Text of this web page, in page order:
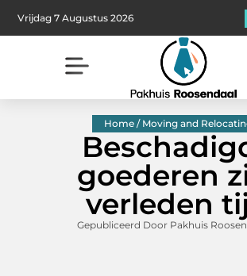
Vrijdag 7 Augustus 2026
Home / Moving and
goederen
verleden
Gepubliceerd Door Pakhuis